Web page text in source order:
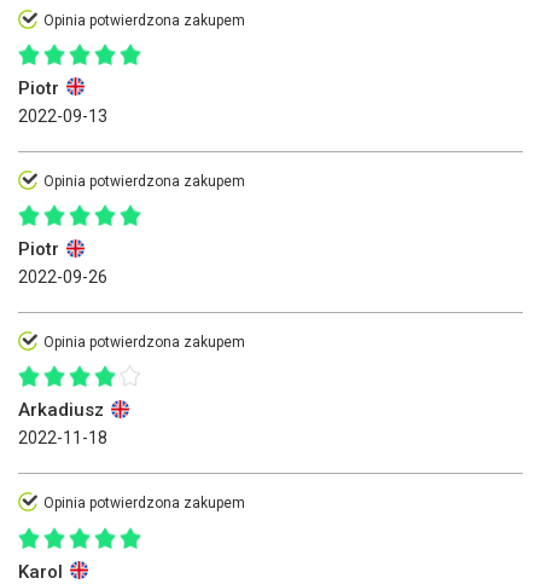
Opinia potwierdzona zakupem
Piotr
2022-09-13
Opinia potwierdzona zakupem
Piotr
2022-09-26
Opinia potwierdzona zakupem
Arkadiusz
2022-11-18
Opinia potwierdzona zakupem
Karol